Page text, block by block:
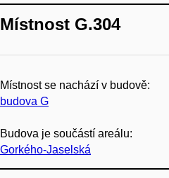
Místnost G.304
Místnost se nachází v budově:
budova G
Budova je součástí areálu:
Gorkého-Jaselská